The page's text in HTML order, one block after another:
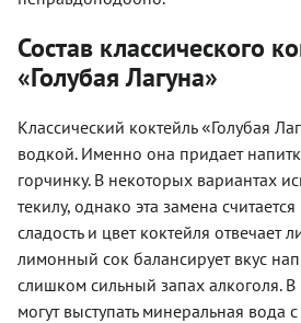
Состав классического
«Голубая Лагуна»
Классический коктейль«Голубая
водкой. Именно она придает
горчинку. В некоторых вариантах
текилу, однако эта замена
сладость и цвет коктейля отвечает
лимонный сок балансирует вкус
слишком сильный запах алкоголя. В
могут выступать минеральная вода